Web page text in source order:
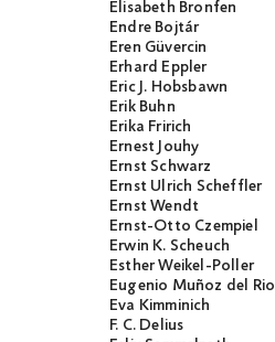
Elisabeth Bronfen
Endre Bojtár
Eren Güvercin
Erhard Eppler
Eric J. Hobsbawn
Erik Buhn
Erika Fririch
Ernest Jouhy
Ernst Schwarz
Ernst Ulrich Scheffler
Ernst Wendt
Ernst-Otto Czempiel
Erwin K. Scheuch
Esther Weikel-Poller
Eugenio Muñoz del Rio
Eva Kimminich
F. C. Delius